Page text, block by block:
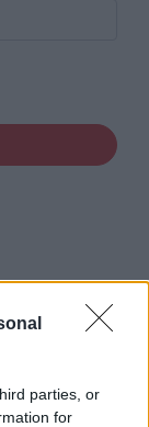
parties, or
for